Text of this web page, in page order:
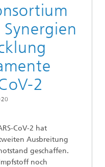
2
CoV-2 hat
Ausbreitung
geschaffen.
noch